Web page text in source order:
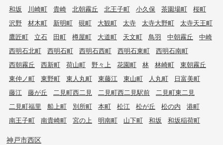
和坂
川崎町 貴崎 北朝霧丘 北王子町 小久保 茶園場町
桜町
沢野
材木町 新明町 硯町 大観町 太寺 太寺大野町
太寺天王町
鷹匠町
立石 田町 樽屋町 大道町 天文町 鳥羽 中朝霧丘
中崎
西明石北町
西明石町 西明石西町 西明石東町
西明石南町
西朝霧丘
西新町 荷山町 野々上 花園町 林 林崎町
東朝霧丘
東仲ノ町
東野町 東人丸町 東藤江 東山町 人丸町
日富美町
藤江
藤が丘 二見町西二見 二見町西二見駅前
二見町東二見
二見町福里
船上町 別所町 本町 松江 松が丘 松の内
港町
南王子町
南貴崎町 宮の上 明南町 山下町 和坂 和坂稲荷町
神戸市西区